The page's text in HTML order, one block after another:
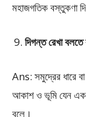
মহাজগতিক বস্তুকণা
দিগন্ত রেখা
Ans: সমুদ্রের ধারে বা
আকাশ ও ভূমি যেন
বলে।